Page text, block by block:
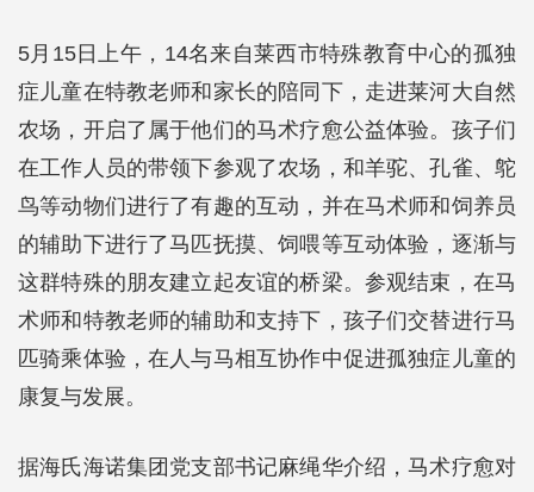
5月15日上午，14名来自莱西市特殊教育中心的孤独
症儿童在特教老师和家长的陪同下，走进莱河大自然
农场，开启了属于他们的马术疗愈公益体验。孩子们
在工作人员的带领下参观了农场，和羊驼、孔雀、鸵
鸟等动物们进行了有趣的互动，并在马术师和饲养员
的辅助下进行了马匹抚摸、饲喂等互动体验，逐渐与
这群特殊的朋友建立起友谊的桥梁。参观结束，在马
术师和特教老师的辅助和支持下，孩子们交替进行马
匹骑乘体验，在人与马相互协作中促进孤独症儿童的
康复与发展。
据海氏海诺集团党支部书记麻绳华介绍，马术疗愈对